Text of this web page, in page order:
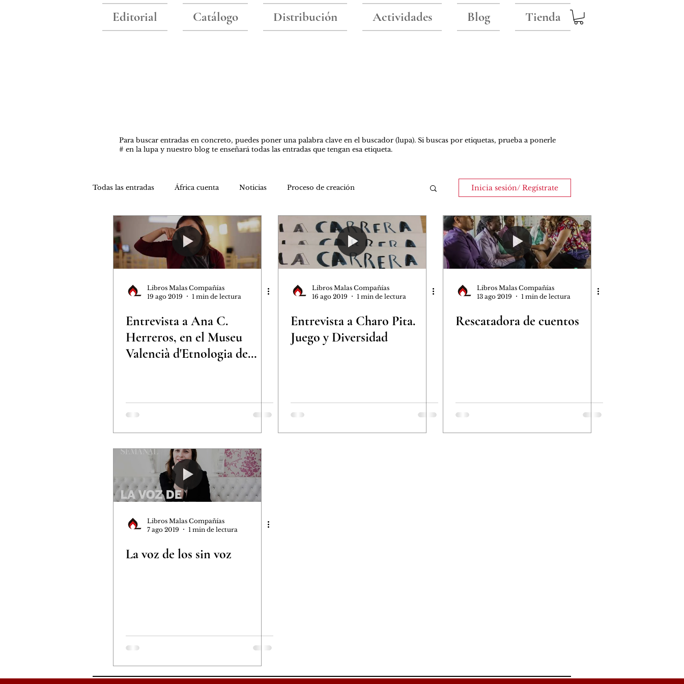
Editorial Catálogo Distribución Actividades Blog Tienda
Para buscar entradas ​en concreto, puedes poner una palabra clave en el buscador (lupa). Si buscas por etiquetas, prueba a ponerle
# en la lupa y nuestro blog te enseñará todas las entradas que tengan esa etiqueta.
Todas las entradas África cuenta Noticias Proceso de creación
Proyectos en África By Ainara Colaboraciones Nuestros libros
Taller de escritura Iniciativas bonitas
Inicia sesión/ Regístrate
Libros Malas Compañías
19 ago 2019
1 min de lectura
Entrevista a Ana C.
Herreros, en el Museu
Valencià d'Etnologia de
Libros Malas Compañías
16 ago 2019
1 min de lectura
Entrevista a Charo Pita.
Juego y Diversidad
Libros Malas Compañías
13 ago 2019
1 min de lectura
Rescatadora de cuentos
Libros Malas Compañías
7 ago 2019
1 min de lectura
La voz de los sin voz